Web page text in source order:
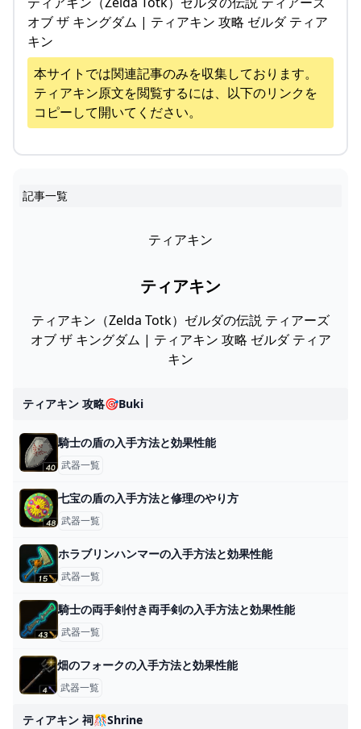
オブ ザ キングダム | ティアキン 攻略 ゼルダ ティア
キン
本サイトでは関連記事のみを収集しております。
ティアキン原文を閲覧するには、以下のリンクを
コピーして開いてください。
記事一覧
ティアキン
ティアキン
ティアキン（Zelda Totk）ゼルダの伝説 ティアーズ
オブ ザ キングダム | ティアキン 攻略 ゼルダ ティア
キン
ティアキン 攻略🎯buki
騎士の盾の入手方法と効果性能
武器一覧
七宝の盾の入手方法と修理のやり方
武器一覧
ホラブリンハンマーの入手方法と効果性能
武器一覧
騎士の両手剣付き両手剣の入手方法と効果性能
武器一覧
畑のフォークの入手方法と効果性能
武器一覧
ティアキン 祠🎊shrine